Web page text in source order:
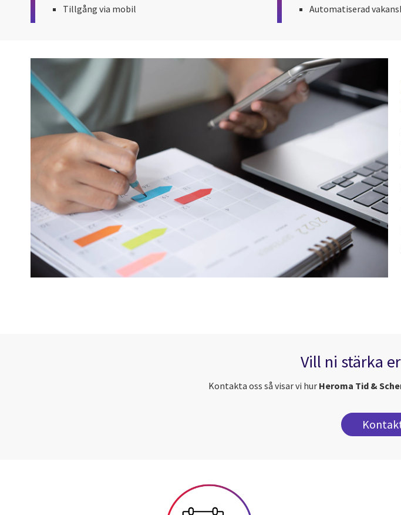
Tillgång via mobil
Automatiserad
Vill ni stärka
Kontakta oss så visar vi hur Heroma Tid &